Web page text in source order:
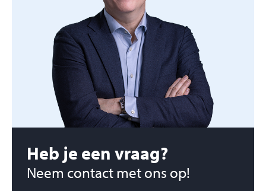
Heb je een vraag?
Neem contact met ons op!